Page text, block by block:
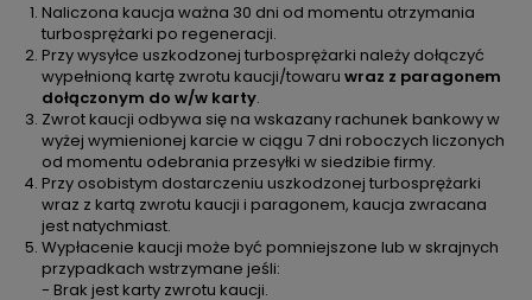
Naliczona kaucja ważna 30 dni od momentu otrzymania
turbosprężarki po regeneracji.
Przy wysyłce uszkodzonej turbosprężarki należy dołączyć
wypełnioną kartę zwrotu kaucji/towaru wraz z paragonem
dołączonym do w/w karty.
Zwrot kaucji odbywa się na wskazany rachunek bankowy w
wyżej wymienionej karcie w ciągu 7 dni roboczych liczonych
od momentu odebrania przesyłki w siedzibie firmy.
Przy osobistym dostarczeniu uszkodzonej turbosprężarki
wraz z kartą zwrotu kaucji i paragonem, kaucja zwracana
jest natychmiast.
Wypłacenie kaucji może być pomniejszone lub w skrajnych
przypadkach wstrzymane jeśli:
- Brak jest karty zwrotu kaucji.